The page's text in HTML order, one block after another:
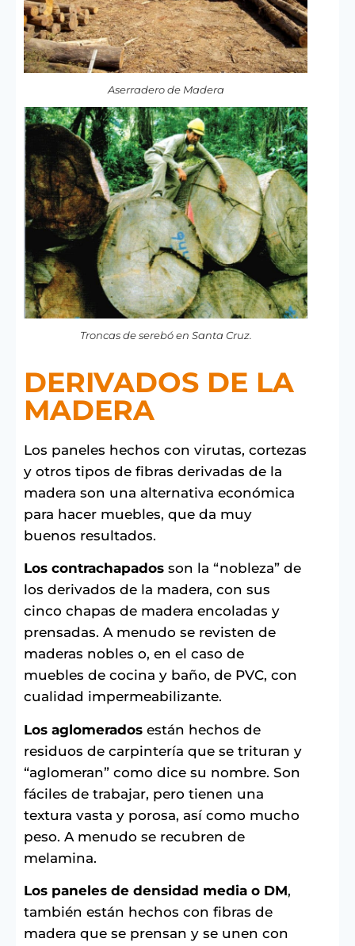
Aserradero de Madera
Troncas de serebó en Santa Cruz.
DERIVADOS DE LA
MADERA
Los paneles hechos con virutas, cortezas
y otros tipos de fibras derivadas de la
madera son una alternativa económica
para hacer muebles, que da muy
buenos resultados.
Los contrachapados son la “nobleza” de
los derivados de la madera, con sus
cinco chapas de madera encoladas y
prensadas. A menudo se revisten de
maderas nobles o, en el caso de
muebles de cocina y baño, de PVC, con
cualidad impermeabilizante.
Los aglomerados están hechos de
residuos de carpintería que se trituran y
“aglomeran” como dice su nombre. Son
fáciles de trabajar, pero tienen una
textura vasta y porosa, así como mucho
peso. A menudo se recubren de
melamina.
Los paneles de densidad media o DM,
también están hechos con fibras de
madera que se prensan y se unen con